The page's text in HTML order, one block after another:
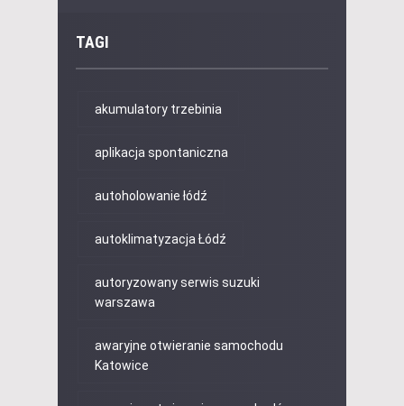
TAGI
akumulatory trzebinia
aplikacja spontaniczna
autoholowanie łódź
autoklimatyzacja Łódź
autoryzowany serwis suzuki
warszawa
awaryjne otwieranie samochodu
Katowice